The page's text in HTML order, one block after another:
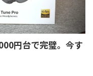
円台で完璧。今す